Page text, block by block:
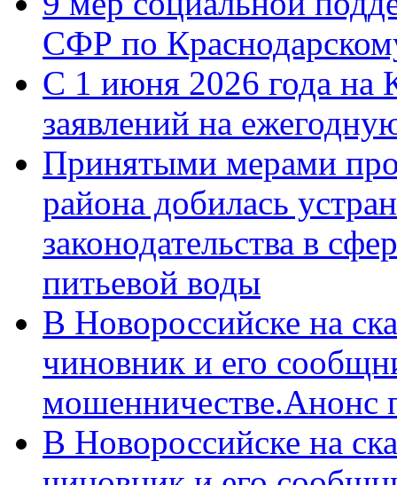
СФР по
С 1 июня 2026 года на
заявлений на
Принятыми мерами
района добилась
законодательства в
питьевой воды
В Новороссийске на
чиновник и его
мошенничестве.Анонс
В Новороссийске на